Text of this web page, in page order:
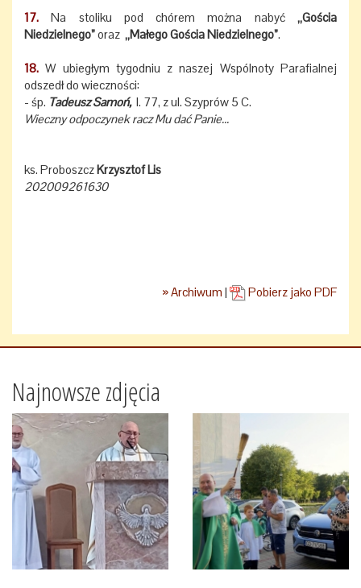
17. Na stoliku pod chórem można nabyć „Gościa
Niedzielnego”oraz „Małego Gościa Niedzielnego”.
18. W ubiegłym tygodniu z naszej Wspólnoty Parafialnej
odszedł do wieczności:
- śp. Tadeusz Samoń, l. 77, z ul. Szyprów 5 C.
Wieczny odpoczynek racz Mu dać Panie...
ks. ProboszczKrzysztof Lis
202009261630
» Archiwum | Pobierz jako PDF
Najnowsze zdjęcia